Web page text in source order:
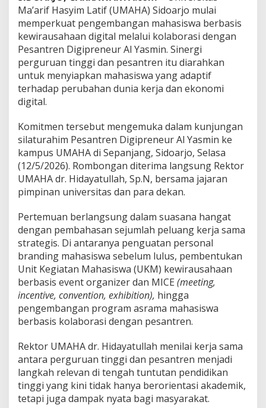
n
K
o
l
a
b
r
a
D
g
i
t
a
l
E
t
r
e
p
r
e
n
e
u
r
s
i
p
u
t
u
Ma’arif Hasyim Latif (UMAHA) Sidoarjo mulai
memperkuat pengembangan mahasiswa berbasis
kewirausahaan digital melalui kolaborasi dengan
Pesantren Digipreneur Al Yasmin. Sinergi
perguruan tinggi dan pesantren itu diarahkan
untuk menyiapkan mahasiswa yang adaptif
terhadap perubahan dunia kerja dan ekonomi
digital.
Komitmen tersebut mengemuka dalam kunjungan
silaturahim Pesantren Digipreneur Al Yasmin ke
kampus UMAHA di Sepanjang, Sidoarjo, Selasa
(12/5/2026). Rombongan diterima langsung Rektor
UMAHA dr. Hidayatullah, Sp.N, bersama jajaran
pimpinan universitas dan para dekan.
Pertemuan berlangsung dalam suasana hangat
dengan pembahasan sejumlah peluang kerja sama
strategis. Di antaranya penguatan personal
branding mahasiswa sebelum lulus, pembentukan
Unit Kegiatan Mahasiswa (UKM) kewirausahaan
berbasis event organizer dan MICE (meeting,
incentive, convention, exhibition), hingga
pengembangan program asrama mahasiswa
berbasis kolaborasi dengan pesantren.
Rektor UMAHA dr. Hidayatullah menilai kerja sama
antara perguruan tinggi dan pesantren menjadi
langkah relevan di tengah tuntutan pendidikan
tinggi yang kini tidak hanya berorientasi akademik,
tetapi juga dampak nyata bagi masyarakat.